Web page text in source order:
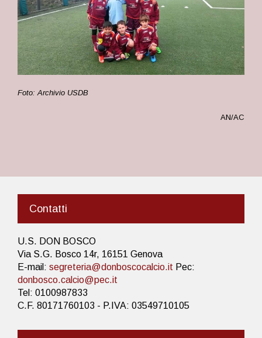
Foto: Archivio USDB
AN/AC
Contatti
U.S. DON BOSCO
Via S.G. Bosco 14r, 16151 Genova
E-mail: segreteria@donboscocalcio.it Pec:
donbosco.calcio@pec.it
Tel: 0100987833
C.F. 80171760103 - P.IVA: 03549710105